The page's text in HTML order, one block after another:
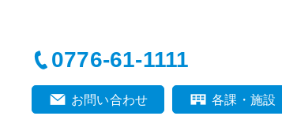
0776-61-1111
お問い合わせ 各課・施設